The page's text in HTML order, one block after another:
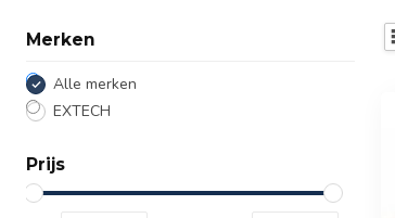
Merken
Alle merken
EXTECH
Prijs